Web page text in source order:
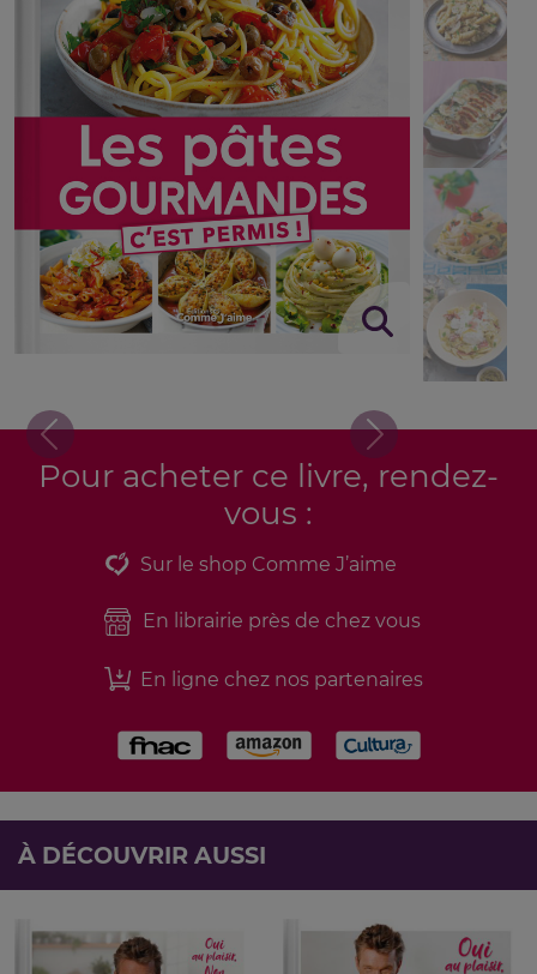
Previous Next
Pour acheter ce livre, rendez-
vous :
Sur le shop Comme J’aime
En librairie près de chez vous
En ligne chez nos partenaires
À DÉCOUVRIR AUSSI